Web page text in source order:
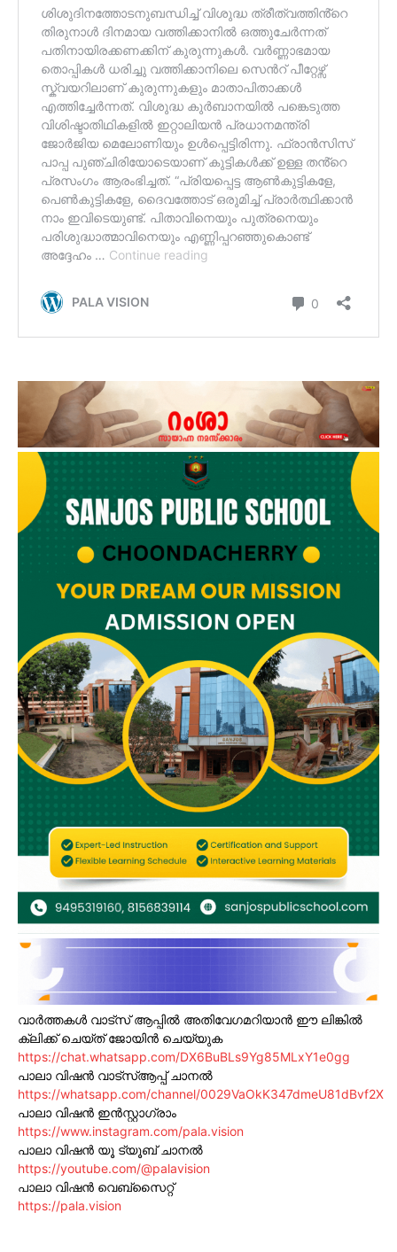
വാർത്തകൾ വാട്സ് ആപ്പിൽ അതിവേഗമറിയാൻ ഈ ലിങ്കിൽ
ക്ലിക്ക് ചെയ്ത് ജോയിൻ ചെയ്യുക
https://chat.whatsapp.com/DX6BuBLs9Yg85MLxY1e0gg
പാലാ വിഷൻ വാട്സ്ആപ്പ് ചാനൽ
https://whatsapp.com/channel/0029VaOkK347dmeU81dBvf2X
പാലാ വിഷൻ ഇൻസ്റ്റാഗ്രാം
https://www.instagram.com/pala.vision
പാലാ വിഷൻ യൂ ട്യൂബ് ചാനൽ
https://youtube.com/@palavision
പാലാ വിഷൻ വെബ്സൈറ്റ്
https://pala.vision